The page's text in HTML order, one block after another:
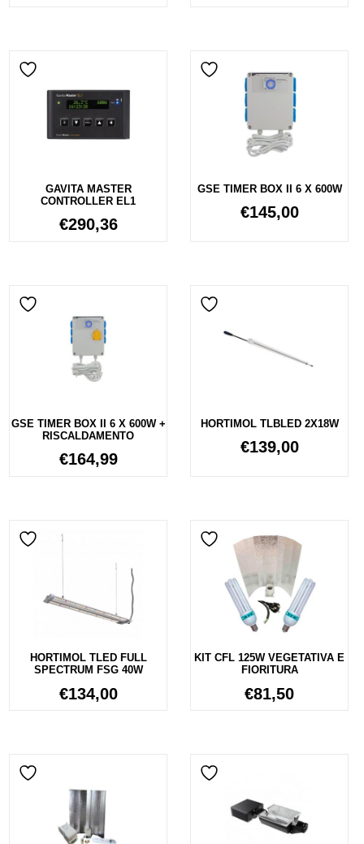
GAVITA MASTER
CONTROLLER EL1
€290,36
GSE TIMER BOX II 6 X 600W
€145,00
GSE TIMER BOX II 6 X 600W +
RISCALDAMENTO
€164,99
HORTIMOL TLBLED 2X18W
€139,00
HORTIMOL TLED FULL
SPECTRUM FSG 40W
€134,00
KIT CFL 125W VEGETATIVA E
FIORITURA
€81,50